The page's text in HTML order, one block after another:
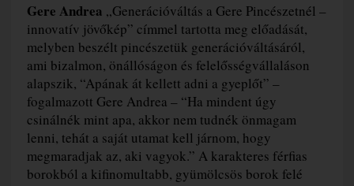
Gere Andrea „Generációváltás a Gere Pincészetnél –
innovatív jövőkép” címmel tartotta meg előadását,
melyben beszélt pincészetük generációváltásáról,
ami bizalmon, önállóságon és felelősségvállaláson
alapszik, “Apának át kellett adni a gyeplőt” –
fogalmazott Gere Andrea – “Ha mindent úgy
csinálnék mint apa, akkor nem tudnék önmagam
lenni, tehát a saját utamat kell járnom, hogy
megmaradjak az, aki vagyok.” A karakteres férfias
borokból a kifinomultabb, gyümölcsös borok felé